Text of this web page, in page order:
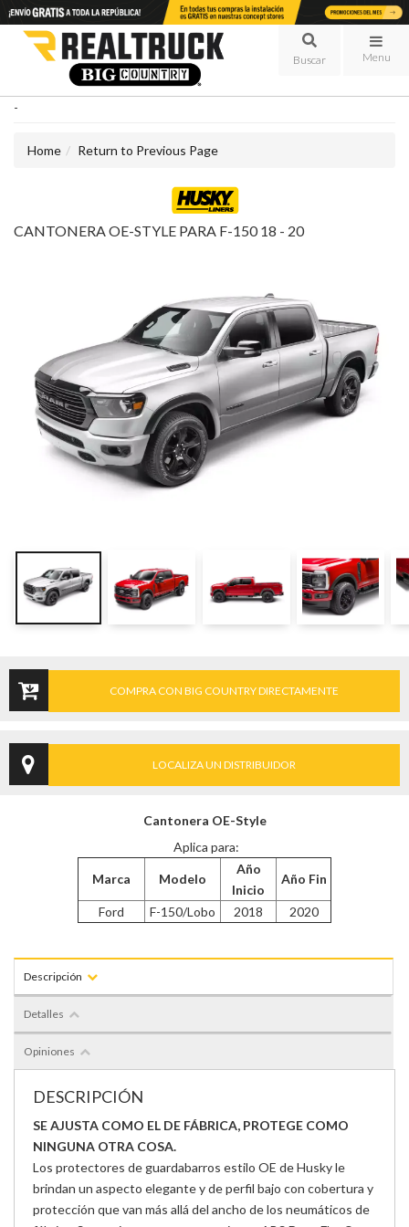
Menu
-
Home Return to Previous Page
CANTONERA OE-STYLE PARA F-150 18 - 20
COMPRA CON BIG COUNTRY DIRECTAMENTE
LOCALIZA UN DISTRIBUIDOR
Cantonera OE-Style
Aplica para:
Marca Modelo
Año
Inicio
Año Fin
Ford F-150/Lobo 2018 2020
Descripción
Detalles
Opiniones
DESCRIPCIÓN
SE AJUSTA COMO EL DE FÁBRICA, PROTEGE COMO
NINGUNA OTRA COSA.
Los protectores de guardabarros estilo OE de Husky le
brindan un aspecto elegante y de perfil bajo con cobertura y
protección que van más allá del ancho de los neumáticos de